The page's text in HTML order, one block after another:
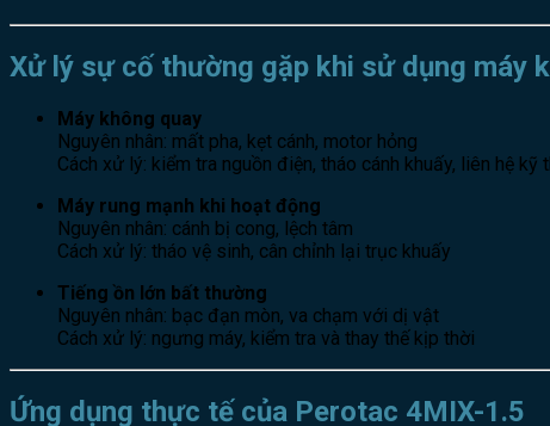
Xử lý sự cố thường gặp khi sử dụng máy
Máy không quay
Nguyên nhân: mất pha, kẹt cánh, motor hỏng
Cách xử lý: kiểm tra nguồn điện, tháo cánh khuấy, liên hệ kỹ
Máy rung mạnh khi hoạt động
Nguyên nhân: cánh bị cong, lệch tâm
Cách xử lý: tháo vệ sinh, cân chỉnh lại trục khuấy
Tiếng ồn lớn bất thường
Nguyên nhân: bạc đạn mòn, va chạm với dị vật
Cách xử lý: ngưng máy, kiểm tra và thay thế kịp thời
Ứng dụng thực tế của Perotac 4MIX-1.5